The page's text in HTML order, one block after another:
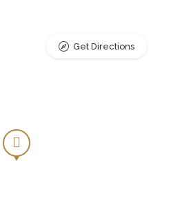
Get Directions